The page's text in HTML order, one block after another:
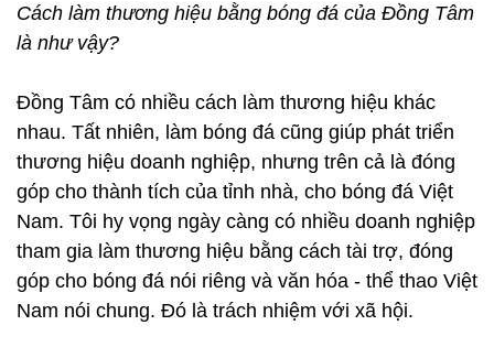
Cách làm thương hiệu bằng bóng đá của Đồng Tâm
là như vậy?
Đồng Tâm có nhiều cách làm thương hiệu khác
nhau. Tất nhiên, làm bóng đá cũng giúp phát triển
thương hiệu doanh nghiệp, nhưng trên cả là đóng
góp cho thành tích của tỉnh nhà, cho bóng đá Việt
Nam. Tôi hy vọng ngày càng có nhiều doanh nghiệp
tham gia làm thương hiệu bằng cách tài trợ, đóng
góp cho bóng đá nói riêng và văn hóa - thể thao Việt
Nam nói chung. Đó là trách nhiệm với xã hội.